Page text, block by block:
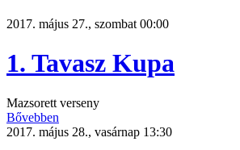
2017. május 27., szombat 00:00
1. Tavasz Kupa
Mazsorett verseny
Bővebben
2017. május 28., vasárnap 13:30